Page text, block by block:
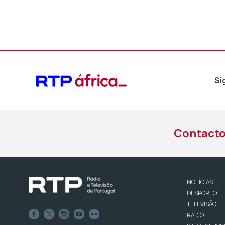
NOTÍCIAS
DESPORTO
TELEVISÃO
RÁDIO